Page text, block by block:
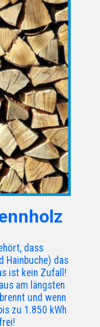
dass
Hainbuche) das
ist kein Zufall!
am längsten
und wenn
zu 1.850 kWh